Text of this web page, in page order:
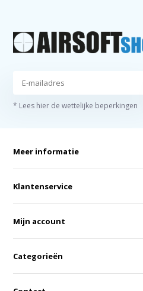
* Lees hier de wettelijke beperkingen
Meer informatie
Klantenservice
Mijn account
Categorieën